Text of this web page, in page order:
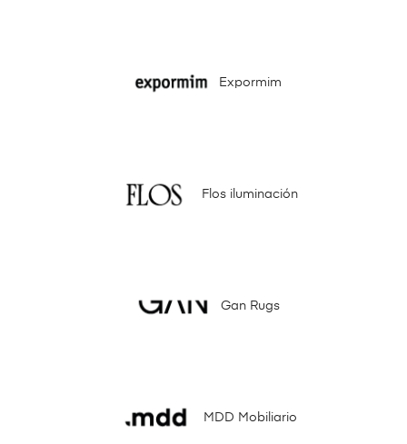
Expormim
Flos iluminación
Gan Rugs
MDD Mobiliario